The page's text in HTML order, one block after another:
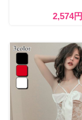
2,574円